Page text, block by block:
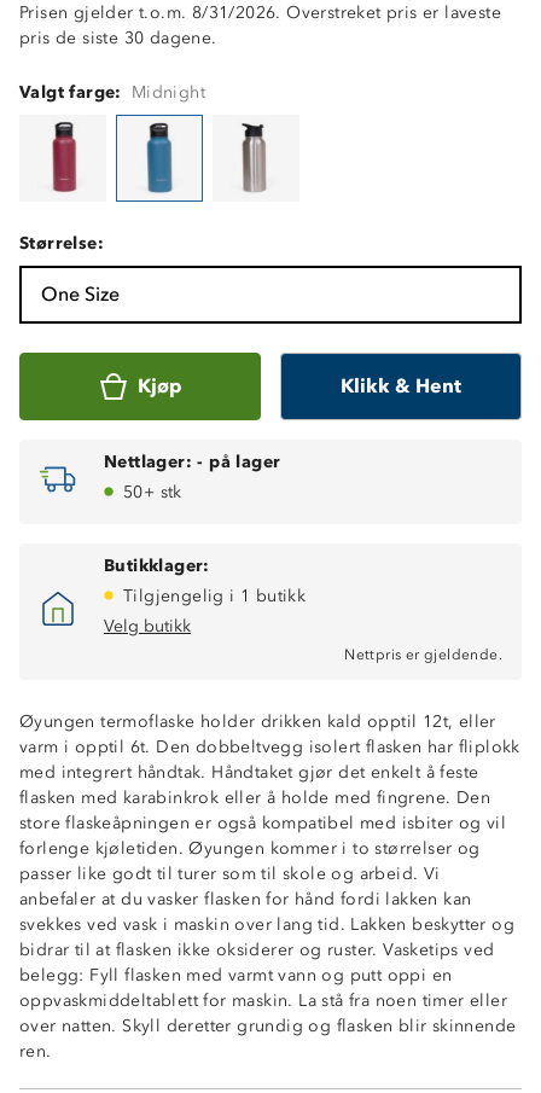
Prisen gjelder t.o.m. 8/31/2026. Overstreket pris er laveste
pris de siste 30 dagene.
Valgt farge: Midnight
Størrelse:
One Size
Kjøp Klikk & Hent
Nettlager: - på lager
50+ stk
Butikklager:
Tilgjengelig i 1 butikk
Velg butikk
Nettpris er gjeldende.
Øyungen termoflaske holder drikken kald opptil 12t, eller
varm i opptil 6t. Den dobbeltvegg isolert flasken har fliplokk
med integrert håndtak. Håndtaket gjør det enkelt å feste
flasken med karabinkrok eller å holde med fingrene. Den
store flaskeåpningen er også kompatibel med isbiter og vil
forlenge kjøletiden. Øyungen kommer i to størrelser og
passer like godt til turer som til skole og arbeid. Vi
anbefaler at du vasker flasken for hånd fordi lakken kan
svekkes ved vask i maskin over lang tid. Lakken beskytter og
bidrar til at flasken ikke oksiderer og ruster. Vasketips ved
belegg: Fyll flasken med varmt vann og putt oppi en
oppvaskmiddeltablett for maskin. La stå fra noen timer eller
over natten. Skyll deretter grundig og flasken blir skinnende
ren.
Vekt: 400g
Kapasitet: 1 L
Størrelse: 25 x 9cm
Dobbeltvegg isolert flaske i rustfritt stål
Ekstra vid flaskeåpning, diameter: 5,5cm
Fliplokk med integrert håndtak
Lekkasjesikker
Karabinkrok medfølger ikke